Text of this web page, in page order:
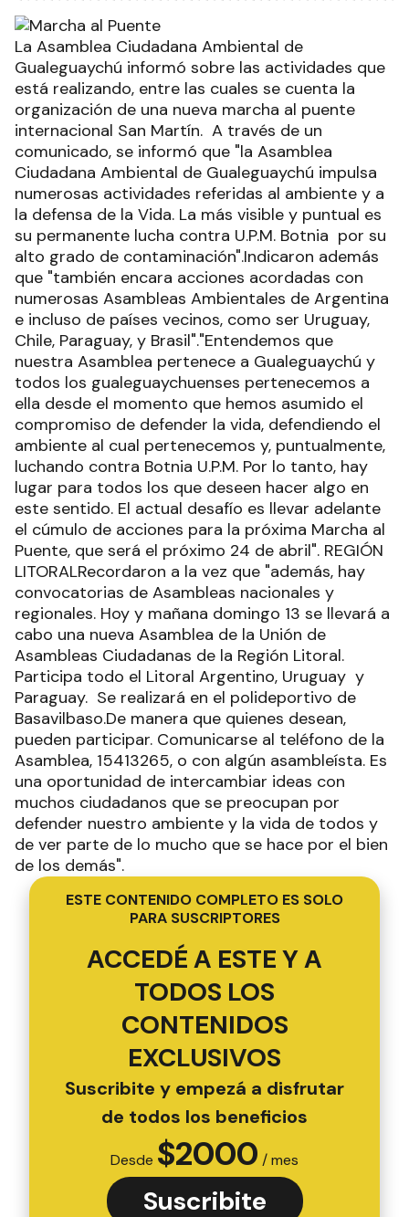
La Asamblea Ciudadana Ambiental de
Gualeguaychú informó sobre las actividades que
está realizando, entre las cuales se cuenta la
organización de una nueva marcha al puente
internacional San Martín. A través de un
comunicado, se informó que "la Asamblea
Ciudadana Ambiental de Gualeguaychú impulsa
numerosas actividades referidas al ambiente y a
la defensa de la Vida. La más visible y puntual es
su permanente lucha contra U.P.M. Botnia por su
alto grado de contaminación".Indicaron además
que "también encara acciones acordadas con
numerosas Asambleas Ambientales de Argentina
e incluso de países vecinos, como ser Uruguay,
Chile, Paraguay, y Brasil"."Entendemos que
nuestra Asamblea pertenece a Gualeguaychú y
todos los gualeguaychuenses pertenecemos a
ella desde el momento que hemos asumido el
compromiso de defender la vida, defendiendo el
ambiente al cual pertenecemos y, puntualmente,
luchando contra Botnia U.P.M. Por lo tanto, hay
lugar para todos los que deseen hacer algo en
este sentido. El actual desafío es llevar adelante
el cúmulo de acciones para la próxima Marcha al
Puente, que será el próximo 24 de abril". REGIÓN
LITORALRecordaron a la vez que "además, hay
convocatorias de Asambleas nacionales y
regionales. Hoy y mañana domingo 13 se llevará a
cabo una nueva Asamblea de la Unión de
Asambleas Ciudadanas de la Región Litoral.
Participa todo el Litoral Argentino, Uruguay y
Paraguay. Se realizará en el polideportivo de
Basavilbaso.De manera que quienes desean,
pueden participar. Comunicarse al teléfono de la
Asamblea, 15413265, o con algún asambleísta. Es
una oportunidad de intercambiar ideas con
muchos ciudadanos que se preocupan por
defender nuestro ambiente y la vida de todos y
de ver parte de lo mucho que se hace por el bien
de los demás".
ESTE CONTENIDO COMPLETO ES SOLO
PARA SUSCRIPTORES
ACCEDÉ A ESTE Y A
TODOS LOS
CONTENIDOS
EXCLUSIVOS
Suscribite y empezá a disfrutar
de todos los beneficios
Desde $2000 / mes
Suscribite